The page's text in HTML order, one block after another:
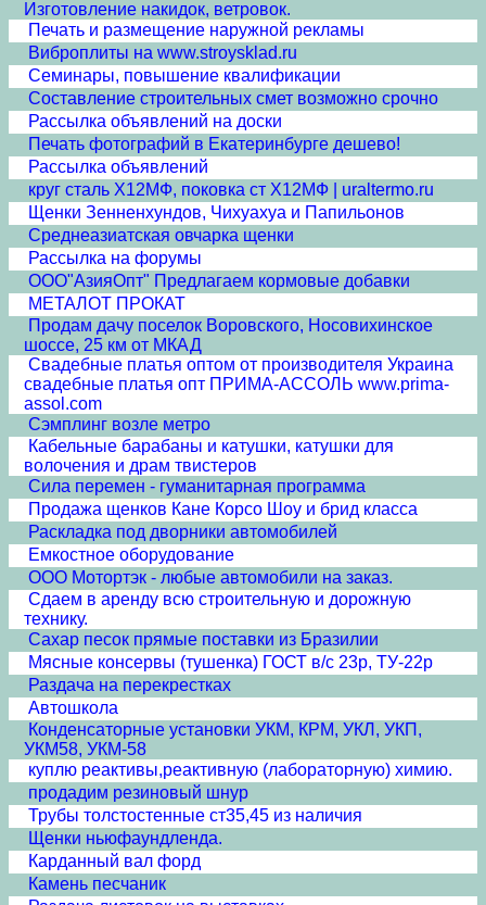
Изготовление накидок, ветровок.
Печать и размещение наружной рекламы
Виброплиты на www.stroysklad.ru
Семинары, повышение квалификации
Составление строительных смет возможно срочно
Рассылка объявлений на доски
Печать фотографий в Екатеринбурге дешево!
Рассылка объявлений
круг сталь Х12МФ, поковка ст Х12МФ | uraltermo.ru
Щенки Зенненхундов, Чихуахуа и Папильонов
Среднеазиатская овчарка щенки
Рассылка на форумы
ООО"АзияОпт" Предлагаем кормовые добавки
МЕТАЛОТ ПРОКАТ
Продам дачу поселок Воровского, Носовихинское
шоссе, 25 км от МКАД
Свадебные платья оптом от производителя Украина
свадебные платья опт ПРИМА-АССОЛЬ www.prima-
assol.com
Сэмплинг возле метро
Кабельные барабаны и катушки, катушки для
волочения и драм твистеров
Сила перемен - гуманитарная программа
Продажа щенков Кане Корсо Шоу и брид класса
Раскладка под дворники автомобилей
Емкостное оборудование
ООО Мотортэк - любые автомобили на заказ.
Сдаем в аренду всю строительную и дорожную
технику.
Сахар песок прямые поставки из Бразилии
Мясные консервы (тушенка) ГОСТ в/с 23р, ТУ-22р
Раздача на перекрестках
Автошкола
Конденсаторные установки УКМ, КРМ, УКЛ, УКП,
УКМ58, УКМ-58
куплю реактивы,реактивную (лабораторную) химию.
продадим резиновый шнур
Трубы толстостенные ст35,45 из наличия
Щенки ньюфаундленда.
Карданный вал форд
Камень песчаник